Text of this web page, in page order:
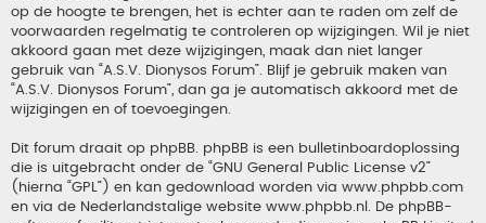
op de hoogte te brengen, het is echter aan te raden om zelf de
voorwaarden regelmatig te controleren op wijzigingen. Wil je niet
akkoord gaan met deze wijzigingen, maak dan niet langer
gebruik van “A.S.V. Dionysos Forum”. Blijf je gebruik maken van
“A.S.V. Dionysos Forum”, dan ga je automatisch akkoord met de
wijzigingen en of toevoegingen.
Dit forum draait op phpBB. phpBB is een bulletinboardoplossing
die is uitgebracht onder de “GNU General Public License v2”
(hierna “GPL”) en kan gedownload worden via www.phpbb.com
en via de Nederlandstalige website www.phpbb.nl . De phpBB-